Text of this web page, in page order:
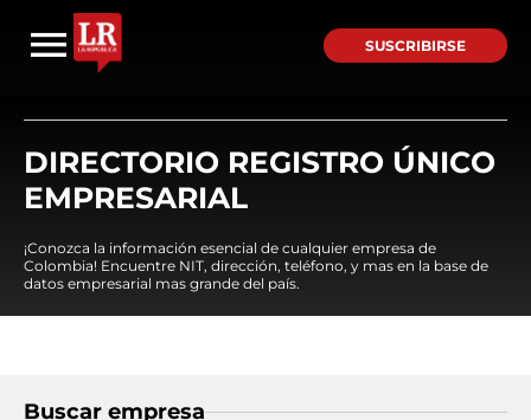
SUSCRIBIRSE
DIRECTORIO REGISTRO ÚNICO
EMPRESARIAL
¡Conozca la información esencial de cualquier empresa de
Colombia! Encuentre NIT, dirección, teléfono, y mas en la base de
datos empresarial mas grande del país.
Buscar empresa